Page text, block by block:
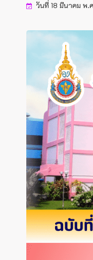
วันที่ 18 มีนาคม พ.